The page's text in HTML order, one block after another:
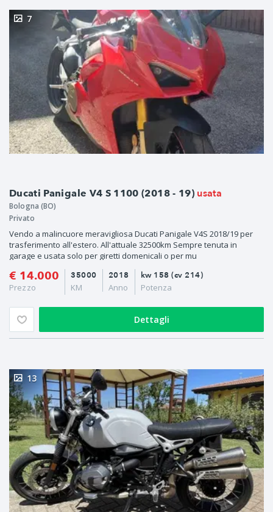
Ducati Panigale V4 S 1100 (2018 - 19) usata
7
Bologna (BO)
Privato
Vendo a malincuore meravigliosa Ducati Panigale V4S 2018/19 per
trasferimento all'estero. All'attuale 32500km Sempre tenuta in
garage e usata solo per giretti domenicali o per mu
€ 14.000
Prezzo
2018
Anno
35000
KM
kw 158 (cv 214)
Potenza
Dettagli
13